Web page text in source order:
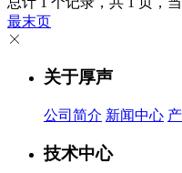
最末页
关于厚声
公司简介 新闻中心
技术中心